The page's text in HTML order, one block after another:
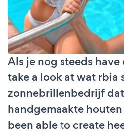
Als je nog steeds
take a look at wat rbia
zonnebrillenbedrijf
handgemaakte
been able to create